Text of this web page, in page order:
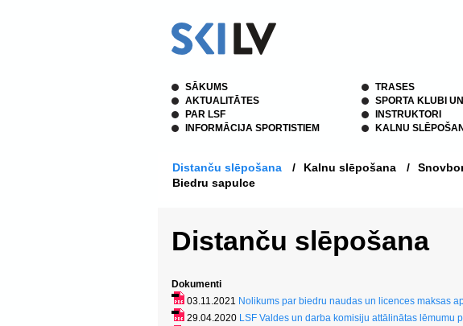
SĀKUMS
AKTUALITĀTES
PAR LSF
INFORMĀCIJA SPORTISTIEM
TRASES
SPORTA KLUBI
INSTRUKTORI
KALNU
Distanču slēpošana / Kalnu slēpošana /
Biedru sapulce
Distanču slēpošana
Dokumenti
03.11.2021 Nolikums par biedru naudas un licences maksas
29.04.2020 LSF Valdes un darba komisiju attālinātas lēmumu